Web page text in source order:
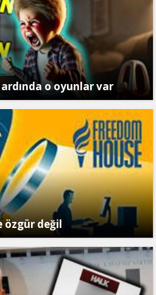
o oyunlar var
özgür değil